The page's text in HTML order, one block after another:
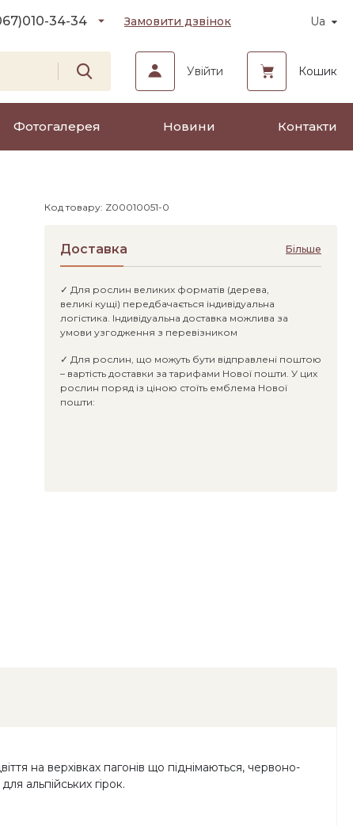
010-34-34 Замовити дзвінок Ua
Увійти Кошик
Фотогалерея Новини Контакти
Код товару: Z00010051-0
Доставка Більше
✓ Для рослин великих форматів (дерева,
великі кущі) передбачається індивідуальна
логістика. Індивідуальна доставка можлива за
умови узгодження з перевізником
✓ Для рослин, що можуть бути відправлені поштою
– вартість доставки за тарифами Нової пошти. У цих
рослин поряд із ціною стоїть емблема Нової
пошти:
на верхівках пагонів що піднімаються, червоно-
альпійських гірок.